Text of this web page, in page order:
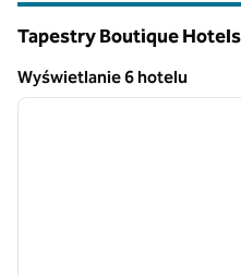
Tapestry Boutique
Wyświetlanie 6 hotelu
Wyświetlanie 6 hotelu
1 z 11